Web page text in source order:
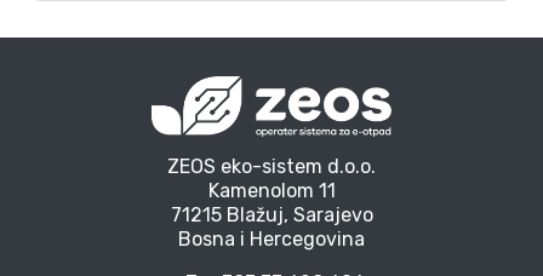
ZEOS eko-sistem d.o.o.
Kamenolom 11
71215 Blažuj, Sarajevo
Bosna i Hercegovina